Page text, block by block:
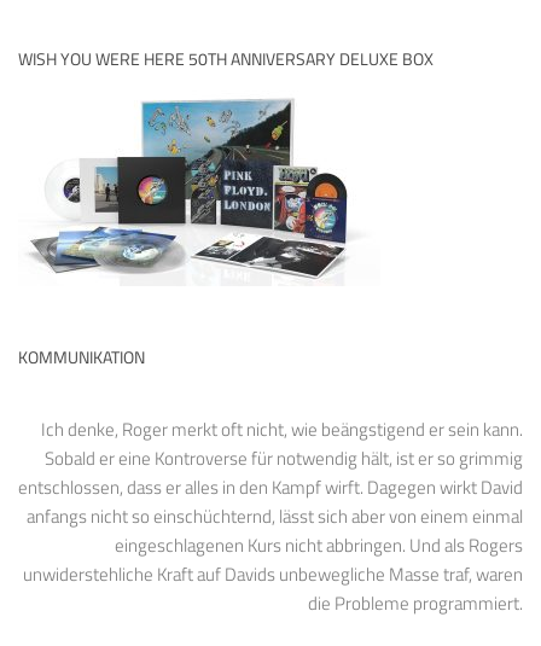
WISH YOU WERE HERE 50TH ANNIVERSARY DELUXE BOX
KOMMUNIKATION
Ich denke, Roger merkt oft nicht, wie beängstigend er sein kann.
Sobald er eine Kontroverse für notwendig hält, ist er so grimmig
entschlossen, dass er alles in den Kampf wirft. Dagegen wirkt David
anfangs nicht so einschüchternd, lässt sich aber von einem einmal
eingeschlagenen Kurs nicht abbringen. Und als Rogers
unwiderstehliche Kraft auf Davids unbewegliche Masse traf, waren
die Probleme programmiert.